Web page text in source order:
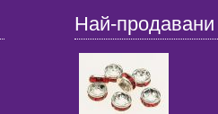
Най-продавани